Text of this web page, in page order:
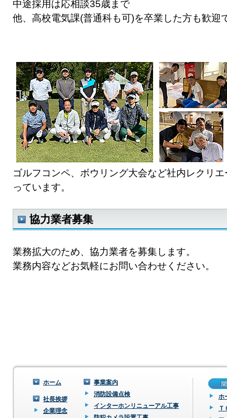
中途採用は応相談35歳まで
他、高校電気課(普通科も可)を卒業した方も歓迎
ゴルフコンペ、ボウリング大会など社内レクリ
っています。
協力業者募集
業務拡大のため、協力業者を募集します。
業務内容などお気軽にお問い合わせください。
ホーム
社長挨拶
企業理念
事業案内
消防設備点検
インターホンリニューアル工事
ホ
Ｔ